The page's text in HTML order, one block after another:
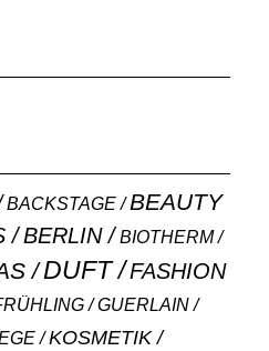
BACKSTAGE BEAUTY
BERLIN
BIOTHERM
DUFT
FASHION
GUERLAIN
KOSMETIK